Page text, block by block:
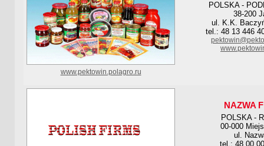
POLSKA -
38-200
ul. K.K.
tel.: 48 13 446
www.pektowin.polagro.ru
NAZWA
POLSKA -
00-000
ul.
tel.: 48 00